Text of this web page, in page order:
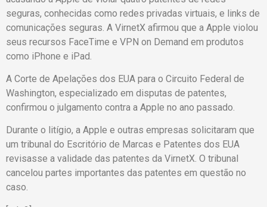
seguras, conhecidas como redes privadas virtuais, e links de
comunicações seguras. A VirnetX afirmou que a Apple violou
seus recursos FaceTime e VPN on Demand em produtos
como iPhone e iPad.
A Corte de Apelações dos EUA para o Circuito Federal de
Washington, especializado em disputas de patentes,
confirmou o julgamento contra a Apple no ano passado.
Durante o litígio, a Apple e outras empresas solicitaram que
um tribunal do Escritório de Marcas e Patentes dos EUA
revisasse a validade das patentes da VirnetX. O tribunal
cancelou partes importantes das patentes em questão no
caso.